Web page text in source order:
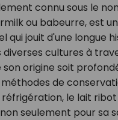
connu sous le
ou babeurre, est
qui jouit d'une longue
diverses cultures à
son origine soit
de
le lait
seulement pour sa